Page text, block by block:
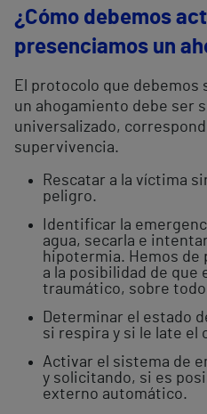
¿Cómo debemos
presenciamos un
El protocolo que
un ahogamiento debe ser
universalizado,
supervivencia.
Rescatar a la víctima
peligro.
Identificar la
agua, secarla e
hipotermia. Hemos de
a la posibilidad de que
traumático, sobre
Determinar el estado
si respira y si le late el
Activar el sistema de
y solicitando, si es
externo automático.